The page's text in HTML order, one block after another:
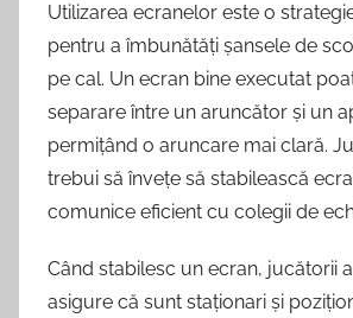
Utilizarea ecranelor este o
pentru a îmbunătăți șansele de
pe cal. Un ecran bine executat
separare între un aruncător și un
permițând o aruncare mai clară.
trebui să învețe să stabilească
comunice eficient cu colegii de
Când stabilesc un ecran, jucătorii
asigure că sunt staționari și